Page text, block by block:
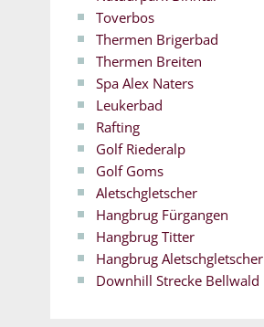
Toverbos
Thermen Brigerbad
Thermen Breiten
Spa Alex Naters
Leukerbad
Rafting
Golf Riederalp
Golf Goms
Aletschgletscher
Hangbrug Fürgangen
Hangbrug Titter
Hangbrug Aletschgletscher
Downhill Strecke Bellwald